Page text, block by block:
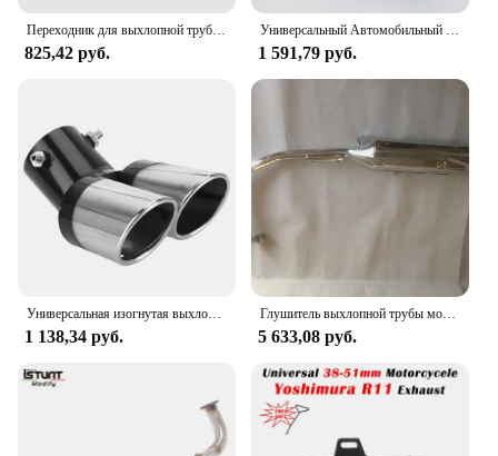
Переходник для выхлопной трубы, 45 мм, 51 мм, для Yamaha YZF R6 2006-2019
825,42 руб.
Универсальный Автомобильный задний круглый глушитель выхлопной трубы задний глушитель наконечник хромированная нержавеющая сталь автомобильный глушитель наконечник замена для авто Acce
1 591,79 руб.
Универсальная изогнутая выхлопная труба автомобиля с двойным выходом, глушитель, хвостовая труба, украшение автомобиля, хромированная хвостовая труба, автомобильный Стайлинг из нержавеющей стали
1 138,34 руб.
Глушитель выхлопной трубы мотоцикла YBR125
5 633,08 руб.